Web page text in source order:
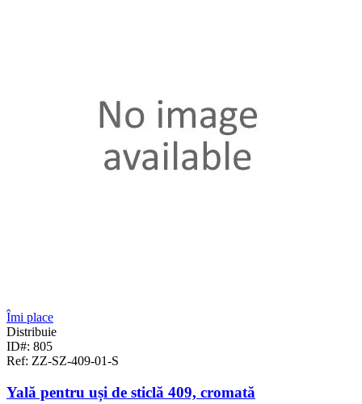
Îmi place
Distribuie
ID#: 805
Ref: ZZ-SZ-409-01-S
Yală pentru uși de sticlă 409, cromată